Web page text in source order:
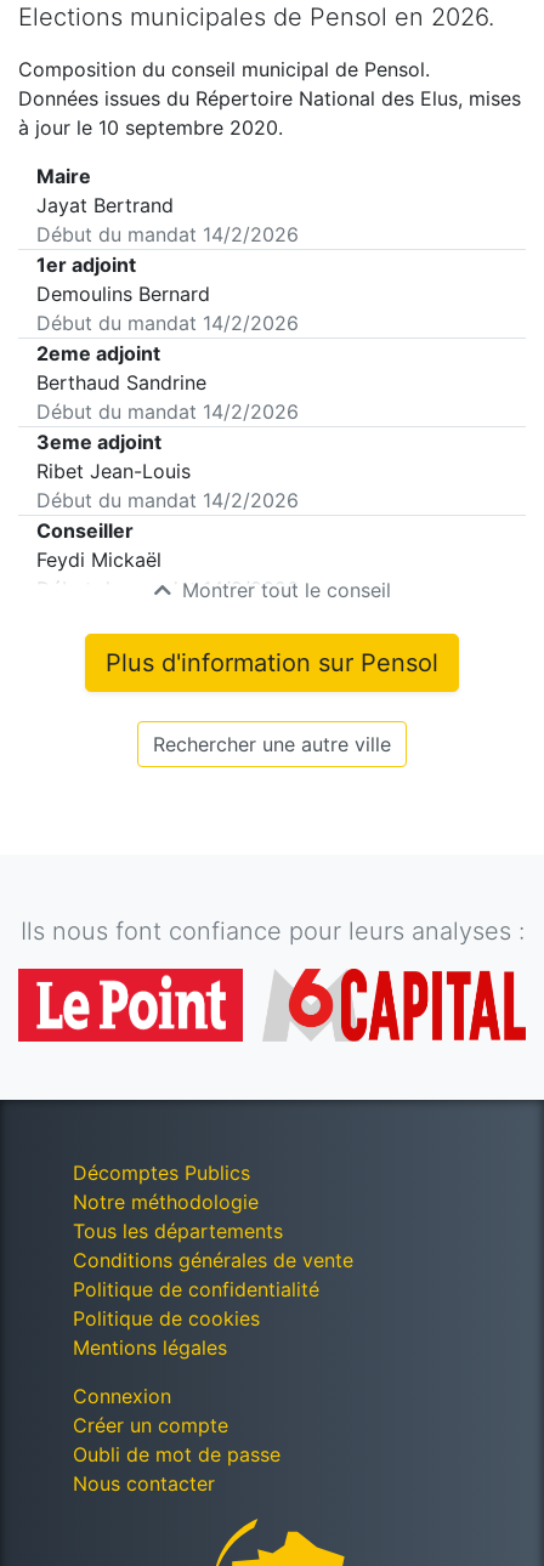
Elections municipales de Pensol en 2026.
Composition du conseil municipal de Pensol.
Données issues du Répertoire National des Elus, mises
à jour le 10 septembre 2020.
Maire
Jayat Bertrand
Début du mandat 14/2/2026
1er adjoint
Demoulins Bernard
Début du mandat 14/2/2026
2eme adjoint
Berthaud Sandrine
Début du mandat 14/2/2026
3eme adjoint
Ribet Jean-Louis
Début du mandat 14/2/2026
Conseiller
Feydi Mickaël
Début du mandat14/2/2026
Montrer tout le conseil
Plus d'information sur Pensol
Rechercher une autre ville
Ils nous font confiance pour leurs analyses :
Décomptes Publics
Notre méthodologie
Tous les départements
Conditions générales de vente
Politique de confidentialité
Politique de cookies
Mentions légales
Connexion
Créer un compte
Oubli de mot de passe
Nous contacter